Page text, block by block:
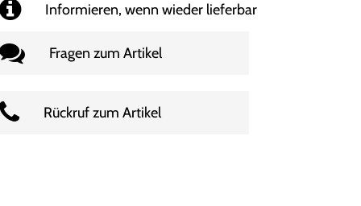
Informieren, wenn wieder lieferbar
Fragen zum Artikel
Rückruf zum Artikel